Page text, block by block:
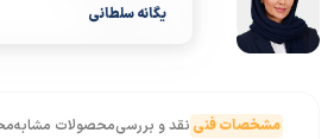
یگانه سلطانی
مشخصات فنی نقد و بررسیمحصولات مشابه